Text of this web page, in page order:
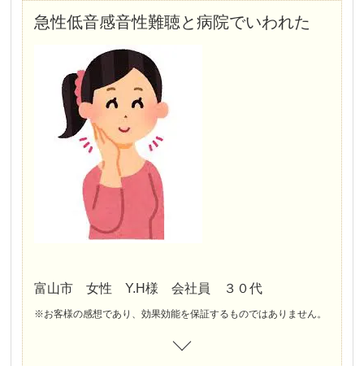
急性低音感音性難聴と病院でいわれた
富山市 女性 Y.H様 会社員 ３０代
※お客様の感想であり、効果効能を保証するものではありません。